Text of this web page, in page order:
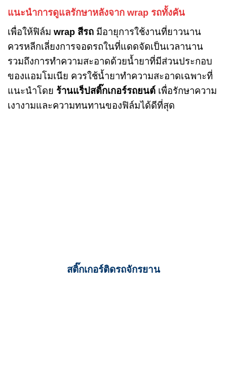
แนะนำการดูแลรักษาหลังจาก wrap รถทั้งคัน
เพื่อให้ฟิล์ม wrap สีรถ มีอายุการใช้งานที่ยาวนาน
ควรหลีกเลี่ยงการจอดรถในที่แดดจัดเป็นเวลานาน
รวมถึงการทำความสะอาดด้วยน้ำยาที่มีส่วนประกอบ
ของแอมโมเนีย ควรใช้น้ำยาทำความสะอาดเฉพาะที่
แนะนำโดย ร้านแร็ปสติ๊กเกอร์รถยนต์ เพื่อรักษาความ
เงางามและความทนทานของฟิล์มได้ดีที่สุด
สติ๊กเกอร์ติดรถจักรยาน